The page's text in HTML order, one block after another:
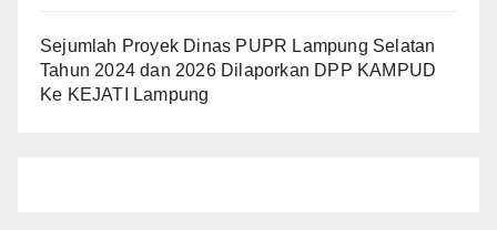
Sejumlah Proyek Dinas PUPR Lampung Selatan
Tahun 2024 dan 2026 Dilaporkan DPP KAMPUD
Ke KEJATI Lampung